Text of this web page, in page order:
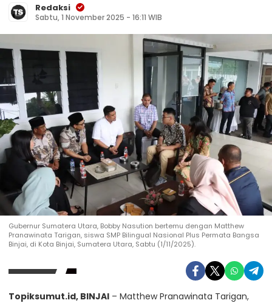
Redaksi
Sabtu, 1 November 2025 - 16:11 WIB
Gubernur Sumatera Utara, Bobby Nasution bertemu dengan Matthew
Pranawinata Tarigan, siswa SMP Bilingual Nasional Plus Permata Bangsa
Binjai, di Kota Binjai, Sumatera Utara, Sabtu (1/11/2025).
Topiksumut.id, BINJAI – Matthew Pranawinata Tarigan,